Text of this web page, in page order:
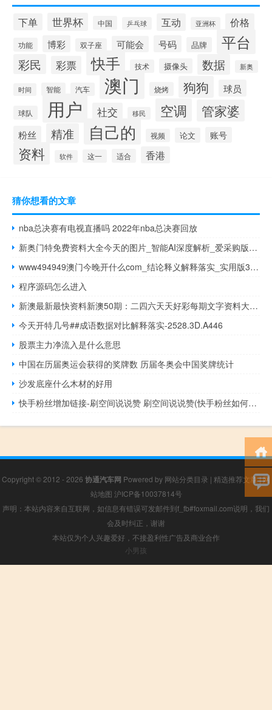
下单 世界杯 中国 乒乓球 互动 亚洲杯 价格
功能 博彩 双子座 可能会 号码 品牌 平台
彩民 彩票 快手 技术 摄像头 数据 新奥
时间 智能 汽车 澳门 烧烤 狗狗 球员
球队 用户 社交 移民 空调 管家婆
粉丝 精准 自己的 视频 论文 账号
资料 软件 这一 适合 香港
猜你想看的文章
nba总决赛有电视直播吗 2022年nba总决赛回放
新奥门特免费资料大全今天的图片_智能AI深度解析_爱采购版v47.08.714
www494949澳门今晚开什么com_结论释义解释落实_实用版324.118
程序源码怎么进入
新澳最新最快资料新澳50期：二四六天天好彩每期文字资料大全-精选解释落实-1054.ISO.221
今天开特几号##成语数据对比解释落实-2528.3D.A446
股票主力净流入是什么意思
中国在历届奥运会获得的奖牌数 历届冬奥会中国奖牌统计
沙发底座什么木材的好用
快手粉丝增加链接-刷空间说说赞 刷空间说说赞(快手粉丝如何快速涨到一万)
Copyright © 2012 - 2026 协通汽车网 Powered by 网站分类目录 | 精选推荐文章|网
站地图 沪ICP备10037814号
声明：本站内容来自互联网，如信息有错误可发邮件到f_fb#foxmail.com说明，我们
会及时纠正，谢谢
本站仅为个人兴趣爱好，不接盈利性广告及商业合作
小男孩